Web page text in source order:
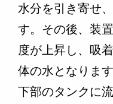
水分を引き寄せ
す。その後、装
度が上昇し、吸
体の水となりま
下部のタンクに